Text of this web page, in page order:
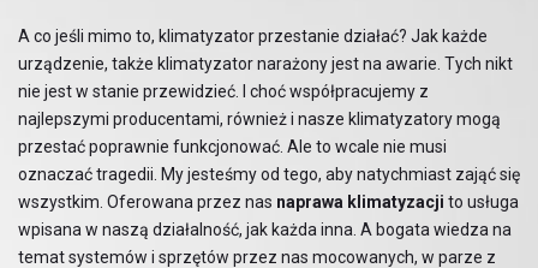
A co jeśli mimo to, klimatyzator przestanie działać? Jak każde
urządzenie, także klimatyzator narażony jest na awarie. Tych nikt
nie jest w stanie przewidzieć. I choć współpracujemy z
najlepszymi producentami, również i nasze klimatyzatory mogą
przestać poprawnie funkcjonować. Ale to wcale nie musi
oznaczać tragedii. My jesteśmy od tego, aby natychmiast zająć się
wszystkim. Oferowana przez nas naprawa klimatyzacji to usługa
wpisana w naszą działalność, jak każda inna. A bogata wiedza na
temat systemów i sprzętów przez nas mocowanych, w parze z